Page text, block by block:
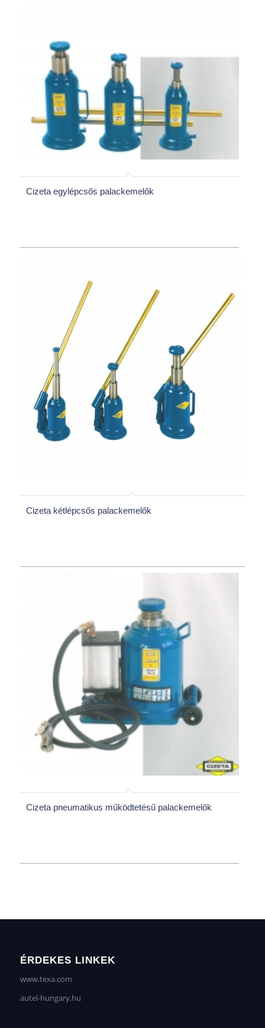
Cizeta egylépcsős palackemelők
Cizeta kétlépcsős palackemelők
Cizeta pneumatikus működtetésű palackemelők
ÉRDEKES LINKEK
www.texa.com
autel-hungary.hu